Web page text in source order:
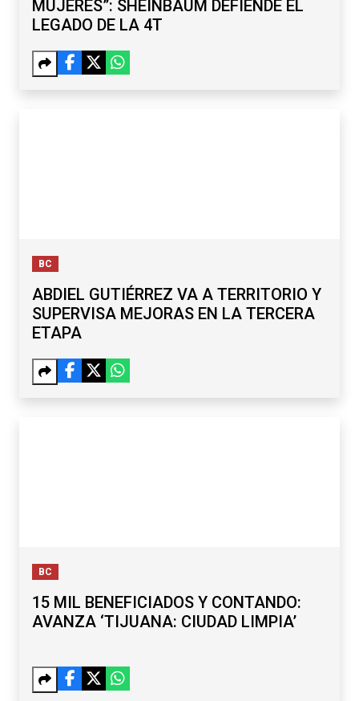
MUJERES”: SHEINBAUM DEFIENDE EL
LEGADO DE LA 4T
BC
ABDIEL GUTIÉRREZ VA A TERRITORIO Y
SUPERVISA MEJORAS EN LA TERCERA
ETAPA
BC
15 MIL BENEFICIADOS Y CONTANDO:
AVANZA ‘TIJUANA: CIUDAD LIMPIA’